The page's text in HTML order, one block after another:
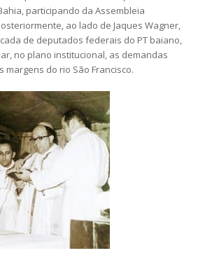
participando da Assembleia
ao lado de Jaques Wagner,
de deputados federais do PT baiano,
no plano institucional, as demandas
margens do rio São Francisco.